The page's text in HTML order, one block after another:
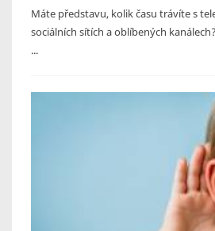
Máte představu, kolik času trávíte s
sociálních sítích a oblíbených
...